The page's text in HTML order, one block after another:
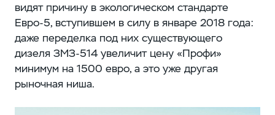
видят причину в экологическом стандарте
Евро-5, вступившем в силу в январе 2018 года:
даже переделка под них существующего
дизеля ЗМЗ-514 увеличит цену «Профи»
минимум на 1500 евро, а это уже другая
рыночная ниша.